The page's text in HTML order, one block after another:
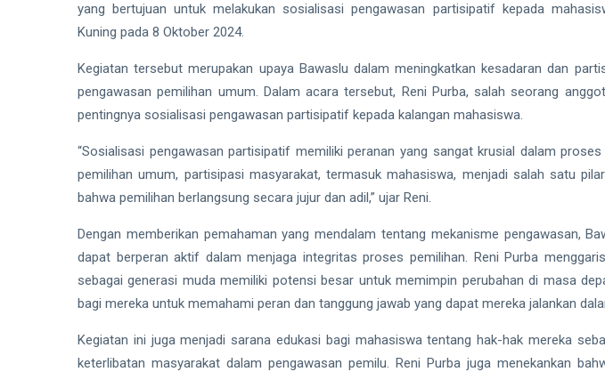
yang bertujuan untuk melakukan sosialisasi pengawasan partisipatif kepada
Kuning pada 8 Oktober 2024.
Kegiatan tersebut merupakan upaya Bawaslu dalam meningkatkan kesadaran dan
pengawasan pemilihan umum. Dalam acara tersebut, Reni Purba, salah seorang
pentingnya sosialisasi pengawasan partisipatif kepada kalangan mahasiswa.
“Sosialisasi pengawasan partisipatif memiliki peranan yang sangat krusial dalam
pemilihan umum, partisipasi masyarakat, termasuk mahasiswa, menjadi salah satu
bahwa pemilihan berlangsung secara jujur dan adil,” ujar Reni.
Dengan memberikan pemahaman yang mendalam tentang mekanisme pengawasan,
dapat berperan aktif dalam menjaga integritas proses pemilihan. Reni Purba
sebagai generasi muda memiliki potensi besar untuk memimpin perubahan di masa
bagi mereka untuk memahami peran dan tanggung jawab yang dapat mereka jalankan
Kegiatan ini juga menjadi sarana edukasi bagi mahasiswa tentang hak-hak mereka
keterlibatan masyarakat dalam pengawasan pemilu. Reni Purba juga menekankan